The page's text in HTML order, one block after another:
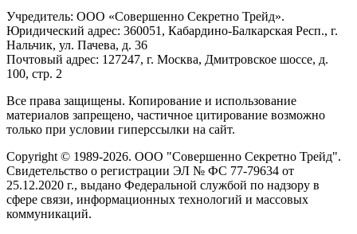
Учредитель: ООО «Совершенно Секретно Трейд».
Юридический адрес: 360051, Кабардино-Балкарская Респ., г.
Нальчик, ул. Пачева, д. 36
Почтовый адрес: 127247, г. Москва, Дмитровское шоссе, д.
100, стр. 2
Все права защищены. Копирование и использование
материалов запрещено, частичное цитирование возможно
только при условии гиперссылки на сайт.
Copyright © 1989-2026. ООО "Совершенно Секретно Трейд".
Свидетельство о регистрации ЭЛ № ФС 77-79634 от
25.12.2020 г., выдано Федеральной службой по надзору в
сфере связи, информационных технологий и массовых
коммуникаций.